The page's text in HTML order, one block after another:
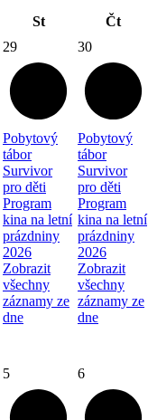
St Čt
29
Pobytový
tábor
Survivor
pro děti
Program
kina na letní
prázdniny
2026
Zobrazit
všechny
záznamy ze
dne
30
Pobytový
tábor
Survivor
pro děti
Program
kina na letní
prázdniny
2026
Zobrazit
všechny
záznamy ze
dne
5 6